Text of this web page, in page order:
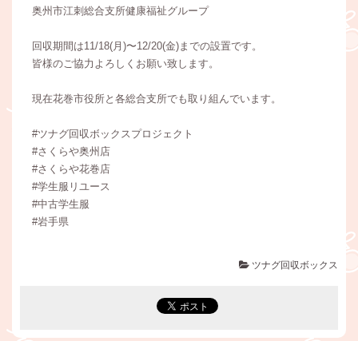
奥州市江刺総合支所健康福祉グループ
回収期間は11/18(月)〜12/20(金)までの設置です。
皆様のご協力よろしくお願い致します。
現在花巻市役所と各総合支所でも取り組んでいます。
#ツナグ回収ボックスプロジェクト
#さくらや奥州店
#さくらや花巻店
#学生服リユース
#中古学生服
#岩手県
ツナグ回収ボックス